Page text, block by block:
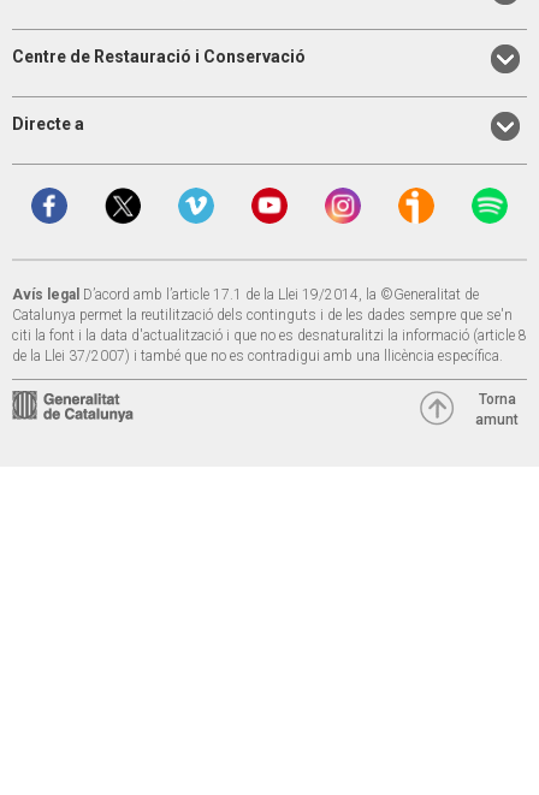
Centre de Restauració i Conservació
Directe a
Avís legal D’acord amb l’article 17.1 de la Llei 19/2014, la ©Generalitat de
Catalunya permet la reutilització dels continguts i de les dades sempre que se'n
citi la font i la data d'actualització i que no es desnaturalitzi la informació (article 8
de la Llei 37/2007) i també que no es contradigui amb una llicència específica.
Torna
amunt